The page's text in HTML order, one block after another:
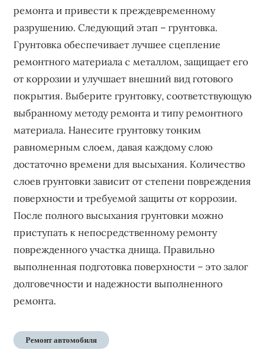
ремонта и привести к преждевременному
разрушению. Следующий этап – грунтовка.
Грунтовка обеспечивает лучшее сцепление
ремонтного материала с металлом, защищает его
от коррозии и улучшает внешний вид готового
покрытия. Выберите грунтовку, соответствующую
выбранному методу ремонта и типу ремонтного
материала. Нанесите грунтовку тонким
равномерным слоем, давая каждому слою
достаточно времени для высыхания. Количество
слоев грунтовки зависит от степени повреждения
поверхности и требуемой защиты от коррозии.
После полного высыхания грунтовки можно
приступать к непосредственному ремонту
поврежденного участка днища. Правильно
выполненная подготовка поверхности – это залог
долговечности и надежности выполненного
ремонта.
Ремонт автомобиля